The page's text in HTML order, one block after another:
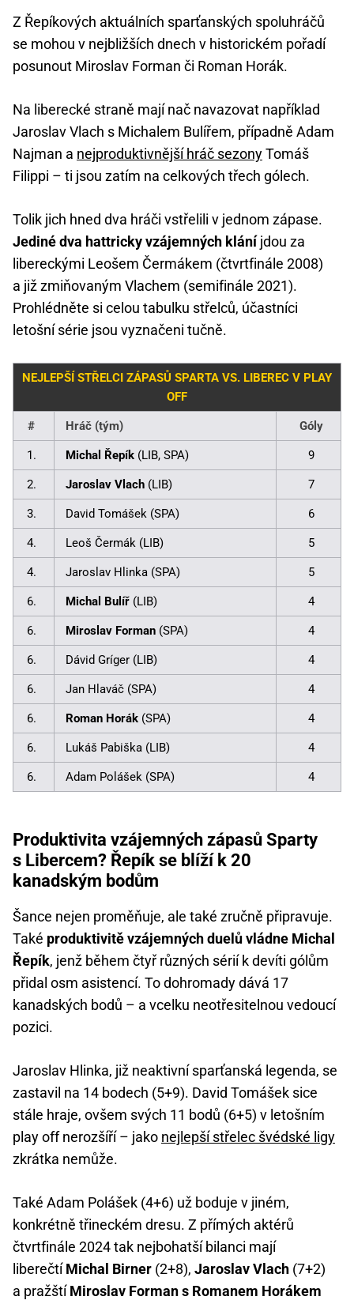
Z Řepíkových aktuálních sparťanských spoluhráčů
se mohou v nejbližších dnech v historickém pořadí
posunout Miroslav Forman či Roman Horák.
Na liberecké straně mají nač navazovat například
Jaroslav Vlach s Michalem Bulířem, případně Adam
Najman a nejproduktivnější hráč sezonyTomáš
Filippi – ti jsou zatím na celkových třech gólech.
Tolik jich hned dva hráči vstřelili v jednom zápase.
Jediné dva hattricky vzájemných klání jdou za
libereckými Leošem Čermákem (čtvrtfinále 2008)
a již zmiňovaným Vlachem (semifinále 2021).
Prohlédněte si celou tabulku střelců, účastníci
letošní série jsou vyznačeni tučně.
NEJLEPŠÍ STŘELCI ZÁPASŮ SPARTA VS. LIBEREC V PLAY
OFF
# Hráč (tým) Góly
1. Michal Řepík (LIB, SPA) 9
2. Jaroslav Vlach (LIB) 7
3. David Tomášek (SPA) 6
4. Leoš Čermák (LIB) 5
4. Jaroslav Hlinka (SPA) 5
6. Michal Bulíř (LIB) 4
6. Miroslav Forman (SPA) 4
6. Dávid Gríger (LIB) 4
6. Jan Hlaváč (SPA) 4
6. Roman Horák (SPA) 4
6. Lukáš Pabiška (LIB) 4
6. Adam Polášek (SPA) 4
Produktivita vzájemných zápasů Sparty
s Libercem? Řepík se blíží k 20
kanadským bodům
Šance nejen proměňuje, ale také zručně připravuje.
Také produktivitě vzájemných duelů vládne Michal
Řepík, jenž během čtyř různých sérií k devíti gólům
přidal osm asistencí. To dohromady dává 17
kanadských bodů – a vcelku neotřesitelnou vedoucí
pozici.
Jaroslav Hlinka, již neaktivní sparťanská legenda, se
zastavil na 14 bodech (5+9). David Tomášek sice
stále hraje, ovšem svých 11 bodů (6+5) v letošním
play off nerozšíří – jako nejlepší střelec švédské ligy
zkrátka nemůže.
Také Adam Polášek (4+6) už boduje v jiném,
konkrétně třineckém dresu. Z přímých aktérů
čtvrtfinále 2024 tak nejbohatší bilanci mají
liberečtíMichal Birner (2+8), Jaroslav Vlach (7+2)
a pražštíMiroslav Forman s Romanem Horákem